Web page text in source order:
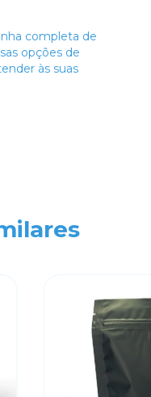
completa de
opções de
às suas